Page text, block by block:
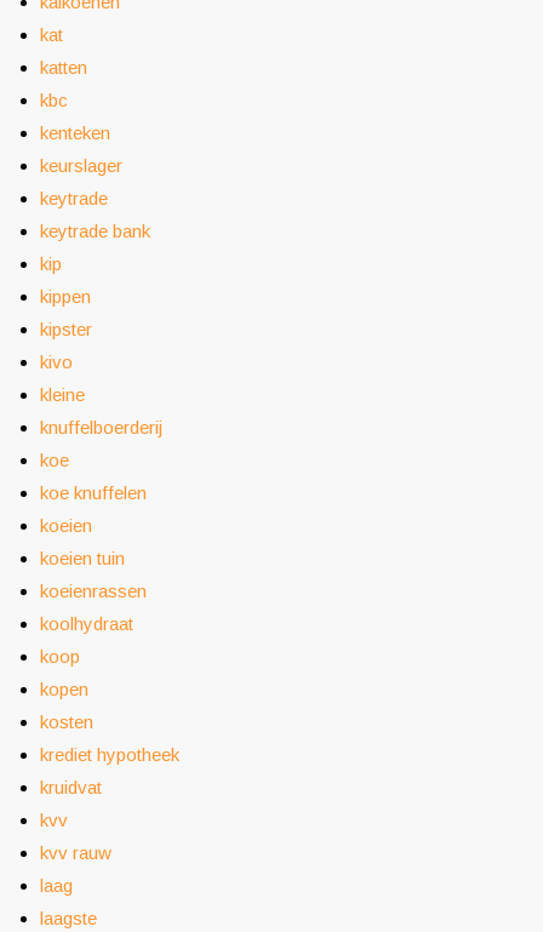
kat
katten
kbc
kenteken
keurslager
keytrade
keytrade bank
kip
kippen
kipster
kivo
kleine
knuffelboerderij
koe
koe knuffelen
koeien
koeien tuin
koeienrassen
koolhydraat
koop
kopen
kosten
krediet hypotheek
kruidvat
kvv
kvv rauw
laag
laagste